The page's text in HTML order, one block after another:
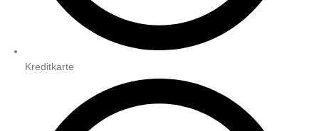
Kreditkarte